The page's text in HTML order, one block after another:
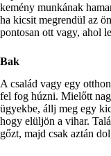
kemény munkának
ha kicsit megrendül az
pontosan ott vagy, ahol
Bak
A család vagy egy
fel fog húzni. Mielőtt
ügyekbe, állj meg egy
hogy elüljön a vihar.
gőzt, majd csak aztán